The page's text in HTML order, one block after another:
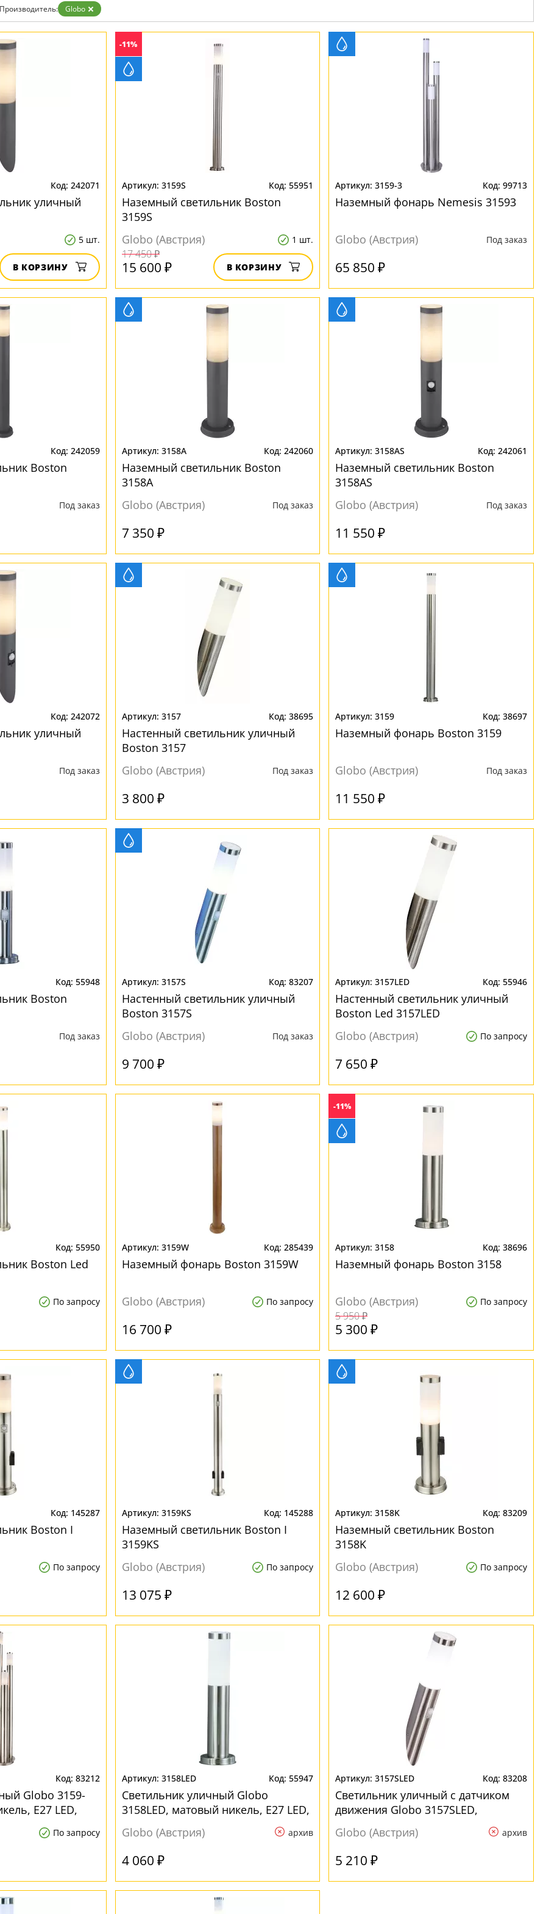
Производитель: Globo
242071
уличный
5 шт.
В КОРЗИНУ
-11%
3159S 55951
Наземный светильник Boston
3159S
Globo (Австрия)
1 шт.
17 450 ₽
15 600 ₽ В КОРЗИНУ
3159-3 99713
Наземный фонарь Nemesis 31593
Globo (Австрия) Под заказ
65 850 ₽
242059
Boston
Под заказ
3158A 242060
Наземный светильник Boston
3158A
Globo (Австрия)
Под заказ
7 350 ₽
3158AS 242061
Наземный светильник Boston
3158AS
Globo (Австрия)
Под заказ
11 550 ₽
242072
уличный
Под заказ
3157 38695
Настенный светильник уличный
Boston 3157
Globo (Австрия)
Под заказ
3 800 ₽
3159 38697
Наземный фонарь Boston 3159
Globo (Австрия) Под заказ
11 550 ₽
55948
Boston
Под заказ
3157S 83207
Настенный светильник уличный
Boston 3157S
Globo (Австрия)
Под заказ
9 700 ₽
3157LED 55946
Настенный светильник уличный
Boston Led 3157LED
Globo (Австрия)
По запросу
7 650 ₽
55950
Boston Led
По запросу
3159W 285439
Наземный фонарь Boston 3159W
Globo (Австрия) По запросу
16 700 ₽
-11%
3158 38696
Наземный фонарь Boston 3158
Globo (Австрия) По запросу
5 950 ₽
5 300 ₽
145287
Boston I
По запросу
3159KS 145288
Наземный светильник Boston I
3159KS
Globo (Австрия)
По запросу
13 075 ₽
3158K 83209
Наземный светильник Boston
3158K
Globo (Австрия)
По запросу
12 600 ₽
83212
Globo 3159-
E27 LED,
По запросу
3158LED 55947
Светильник уличный Globo
3158LED, матовый никель, E27 LED,
1x8,5W
Globo (Австрия) архив
4 060 ₽
3157SLED 83208
Светильник уличный с датчиком
движения Globo 3157SLED,
матовый никель, E27 LED, 1x8,5W
Globo (Австрия) архив
5 210 ₽